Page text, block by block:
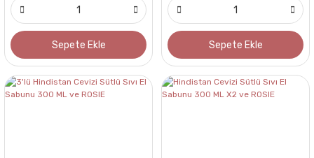
Sepete Ekle Sepete Ekle